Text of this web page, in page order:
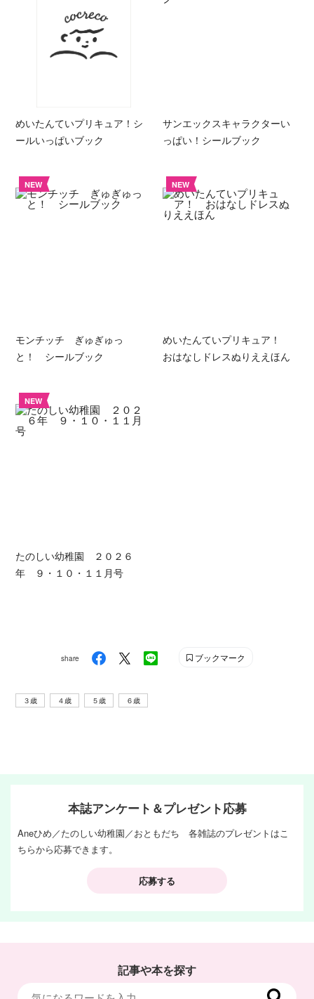
めいたんていプリキュア！シ
ールいっぱいブック
サンエックスキャラクターい
っぱい！シールブック
NEW
モンチッチ ぎゅぎゅっ
と！ シールブック
NEW
めいたんていプリキュア！
おはなしドレスぬりええほん
NEW
たのしい幼稚園 ２０２６
年 ９・１０・１１月号
share ブックマーク
３歳 ４歳 ５歳 ６歳
本誌アンケート＆プレゼント応募
Aneひめ／たのしい幼稚園／おともだち 各雑誌のプレゼントはこ
ちらから応募できます。
応募する
記事や本を探す